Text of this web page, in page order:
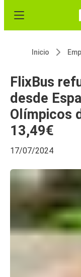
Inicio
FlixBus
desde
Olímpicos
13,49€
17/07/2024